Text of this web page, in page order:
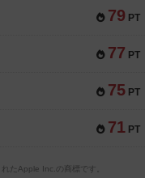
79 PT
77 PT
75 PT
71 PT
たApple Inc.の商標です。